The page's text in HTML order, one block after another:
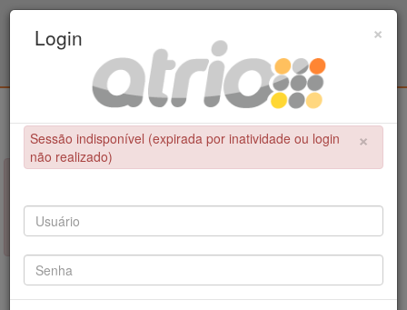
Educação Física / UPE - UFPB
×
NÃO FOI POSSÍVEL CONCLUIR A OPERAÇÃO
Sessão indisponível (expirada por inatividade ou login não
×
Login
×
Sessão indisponível (expirada por inatividade ou login
não realizado)